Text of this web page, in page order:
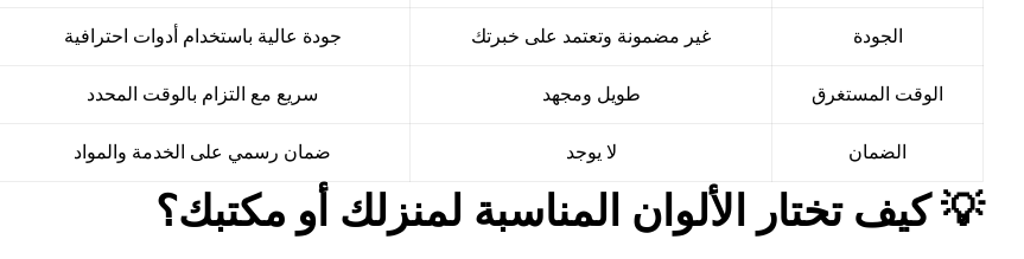
الجودة غير مضمونة وتعتمد على خبرتك جودة عالية باستخدام أدوات احترافية
الوقت المستغرق طويل ومجهد سريع مع التزام بالوقت المحدد
الضمان لا يوجد ضمان رسمي على الخدمة والمواد
💡 كيف تختار الألوان المناسبة لمنزلك أو مكتبك؟